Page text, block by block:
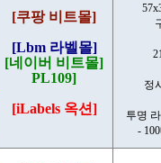
[쿠팡 비트몰]
[Lbm 라벨몰]
[네이버 비트몰]
PL109]
[iLabels 옥션]
정
투명
-